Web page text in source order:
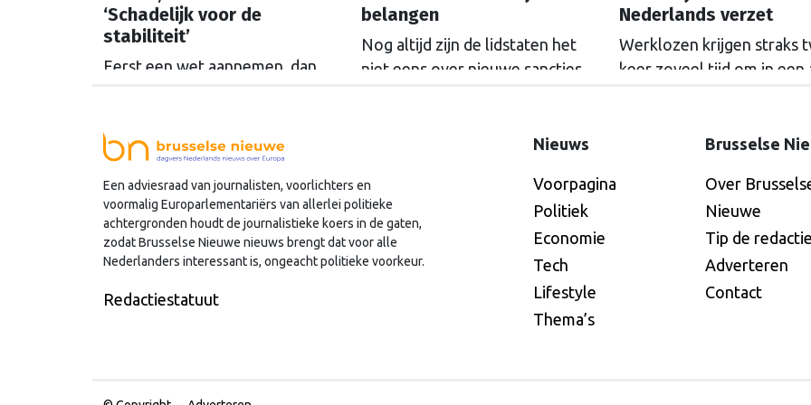
‘Schadelijk voor de
stabiliteit’
Eerst een wet aannemen, dan
in Brussel. De SER slaat alarm,
de Europese Ombudsman ook.
Wat is er mis met hoe Europa
wetten maakt?
belangen
Nog altijd zijn de lidstaten het
niet eens over nieuwe sancties
vooruitgeschoven, dat intussen
afgezwakt.
Nederlands verzet
Werklozen krijgen straks
keer zoveel tijd om in een
touwtrekken ging daaraan
tijd tegen de
Een adviesraad van journalisten, voorlichters en
voormalig Europarlementariërs van allerlei politieke
achtergronden houdt de journalistieke koers in de gaten,
zodat Brusselse Nieuwe nieuws brengt dat voor alle
Nederlanders interessant is, ongeacht politieke voorkeur.
Redactiestatuut
Nieuws
Voorpagina
Politiek
Economie
Tech
Lifestyle
Thema’s
Brusselse
Over
Nieuwe
Tip de redactie
Adverteren
Contact